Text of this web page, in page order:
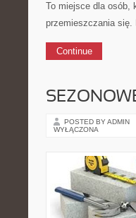
To miejsce dla osób,
przemieszczania
Continue
POSTED BY ADMIN
WYŁĄCZONA